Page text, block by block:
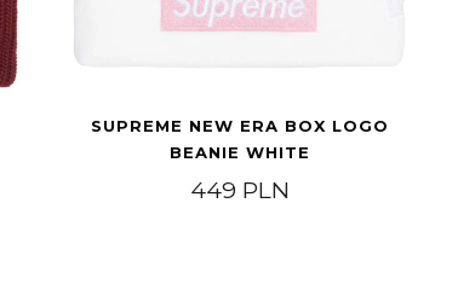
SUPREME NEW ERA BOX LOGO
BEANIE WHITE
449 PLN